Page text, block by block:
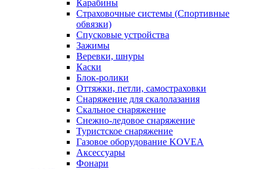
Карабины
Страховочные системы (Спортивные
обвязки)
Спусковые устройства
Зажимы
Веревки, шнуры
Каски
Блок-ролики
Оттяжки, петли, самостраховки
Снаряжение для скалолазания
Скальное снаряжение
Снежно-ледовое снаряжение
Туристское снаряжение
Газовое оборудование KOVEA
Аксессуары
Фонари